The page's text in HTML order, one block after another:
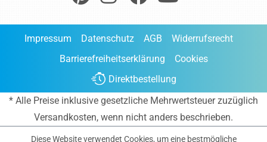
Impressum Datenschutz AGB
Widerrufsrecht
Barrierefreiheitserklärung
Cookies
Direktbestellung
* Alle Preise inklusive gesetzliche Mehrwertsteuer zuzüglich
Versandkosten, wenn nicht anders beschrieben.
Diese Website verwendet Cookies, um eine bestmögliche